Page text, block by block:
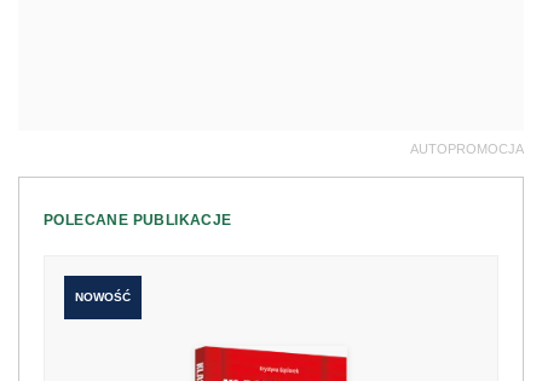
AUTOPROMOCJA
POLECANE PUBLIKACJE
NOWOŚĆ